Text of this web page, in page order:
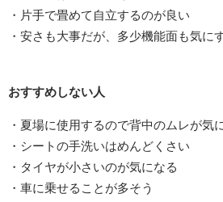
・片手で畳めて自立するのが良い
・安さも大事だが、多少機能面も気に
おすすめしない人
・夏場に使用するので背中のムレが気
・シートの手洗いはめんどくさい
・タイヤが小さいのが気になる
・車に乗せることが多そう